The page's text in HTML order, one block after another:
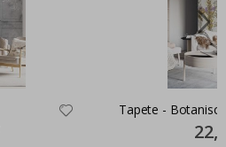
Tapete -
Price